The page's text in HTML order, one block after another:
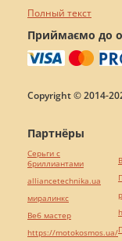
Полный текст
Приймаємо до
Copyright © 2014-
Партнёры
Серьги с
бриллиантами
alliancetechnika.ua
миралинкс
Веб мастер
https://motokosmos.ua/